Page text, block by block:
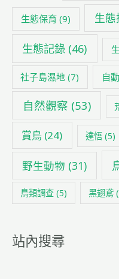
生態保育(9) 生態
生態記錄 (46)
社子島濕地 (7) 自
自然觀察 (53)
賞鳥 (24) 達悟(5)
野生動物 (31)
鳥類調查(5) 黑翅鳶
站內搜尋